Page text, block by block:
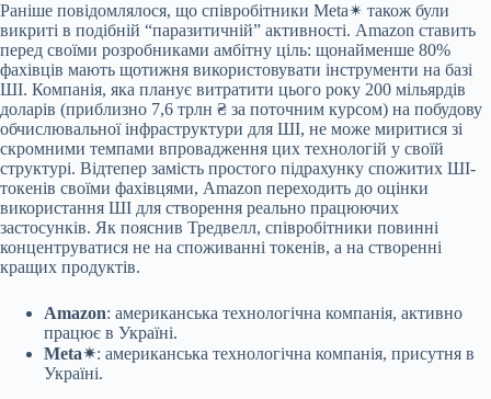
Раніше повідомлялося, що співробітники Meta✴ також були
викриті в подібній “паразитичній” активності. Amazon ставить
перед своїми розробниками амбітну ціль: щонайменше 80%
фахівців мають щотижня використовувати інструменти на базі
ШІ. Компанія, яка планує витратити цього року 200 мільярдів
доларів (приблизно 7,6 трлн ₴ за поточним курсом) на побудову
обчислювальної інфраструктури для ШІ, не може миритися зі
скромними темпами впровадження цих технологій у своїй
структурі. Відтепер замість простого підрахунку спожитих ШІ-
токенів своїми фахівцями, Amazon переходить до оцінки
використання ШІ для створення реально працюючих
застосунків. Як пояснив Тредвелл, співробітники повинні
концентруватися не на споживанні токенів, а на створенні
кращих продуктів.
Amazon: американська технологічна компанія, активно
працює в Україні.
Meta✴: американська технологічна компанія, присутня в
Україні.